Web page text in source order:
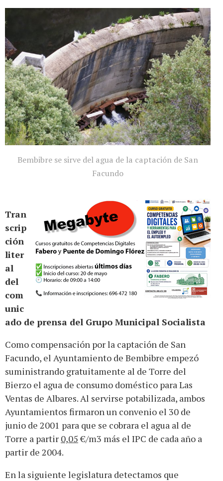
Bembibre se sirve del agua de la captación de San
Facundo
Tran
scrip
ción
liter
al
del
com
unic
ado de prensa del Grupo Municipal Socialista
Como compensación por la captación de San
Facundo, el Ayuntamiento de Bembibre empezó
suministrando gratuitamente al de Torre del
Bierzo el agua de consumo doméstico para Las
Ventas de Albares. Al servirse potabilizada, ambos
Ayuntamientos firmaron un convenio el 30 de
junio de 2001 para que se cobrara el agua al de
Torre a partir 0,05€/m3 más el IPC de cada año a
partir de 2004.
En la siguiente legislatura detectamos que